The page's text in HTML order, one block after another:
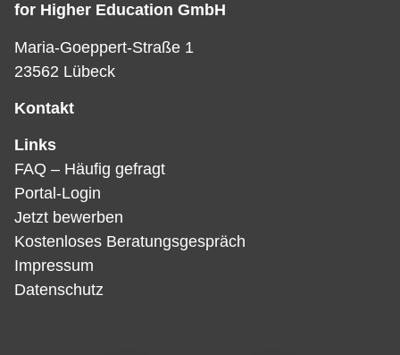
for Higher Education GmbH
Maria-Goeppert-Straße 1
23562 Lübeck
Kontakt
Links
FAQ – Häufig gefragt
Portal-Login
Jetzt bewerben
Kostenloses Beratungsgespräch
Impressum
Datenschutz